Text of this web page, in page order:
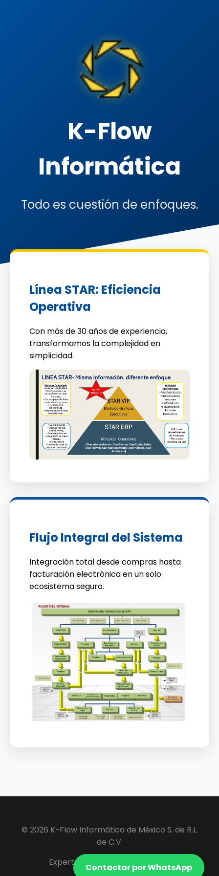
K-Flow
Informática
Todo es cuestión de enfoques.
Línea STAR: Eficiencia
Operativa
Con más de 30 años de experiencia,
transformamos la complejidad en
simplicidad.
Flujo Integral del Sistema
Integración total desde compras hasta
facturación electrónica en un solo
ecosistema seguro.
Contactar por WhatsApp
© 2026 K-Flow Informática de México S. de R.L.
de C.V.
Expertos en Software ERP y VIP.